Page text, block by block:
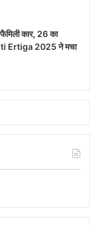
कार, 26 का
Ertiga 2025 ने मचा